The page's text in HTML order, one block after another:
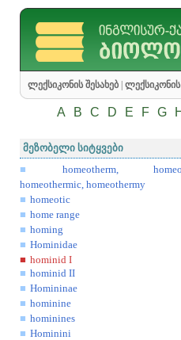
ლექსიკონის შესახებ
A B C D E F G H
მეზობელი სიტყვები
homeotherm,
homeothermic, homeothermy
homeotic
home range
homing
Hominidae
hominid I
hominid II
Homininae
hominine
hominines
Hominini